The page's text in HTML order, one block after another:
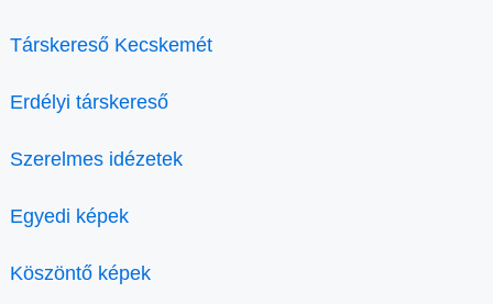
Társkereső Kecskemét
Erdélyi társkereső
Szerelmes idézetek
Egyedi képek
Köszöntő képek